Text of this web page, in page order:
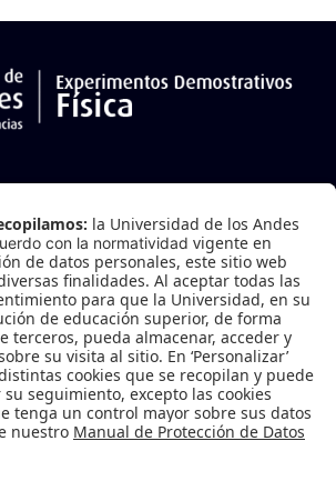
Ondas